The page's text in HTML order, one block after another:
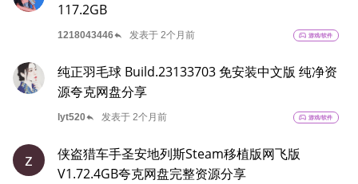
117.2GB
1218043446reply 发表于 2个月前 sports_esports 游戏/软件
纯正羽毛球 Build.23133703 免安装中文版 纯净资
源夸克网盘分享
lyt520reply 发表于 2个月前 sports_esports 游戏/软件
z
侠盗猎车手圣安地列斯Steam移植版网飞版
V1.72.4GB夸克网盘完整资源分享